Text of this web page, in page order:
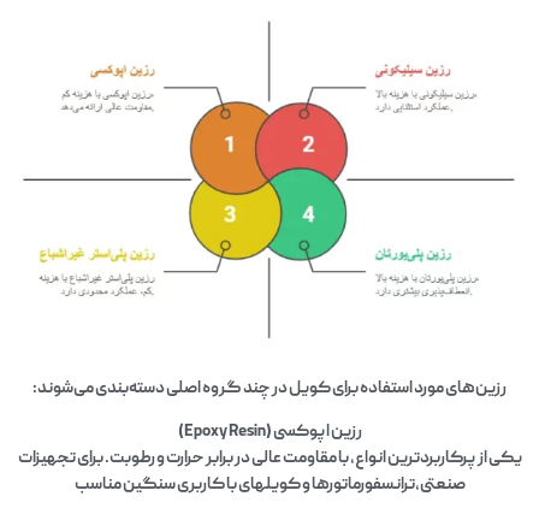
رزین‌های مورد استفاده برای کویل در چند گروه اصلی دسته‌بندی می‌شوند:
رزین اپوکسی (Epoxy Resin)
یکی از پرکاربردترین انواع، با مقاومت عالی در برابر حرارت و رطوبت. برای تجهیزات
صنعتی،ترانسفورماتورها و کویلهای با کاربری سنگین مناسب